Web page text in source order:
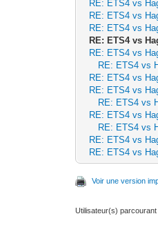
RE: ETS4 vs
RE: ETS4 vs
RE: ETS4 vs
RE: ETS4 vs
RE: ETS4 vs
RE: ETS4 vs
RE: ETS4 vs
RE: ETS4 vs
RE: ETS4 vs
RE: ETS4 vs
RE: ETS4 vs
RE: ETS4 vs
RE: ETS4 vs
Voir une version
Utilisateur(s)